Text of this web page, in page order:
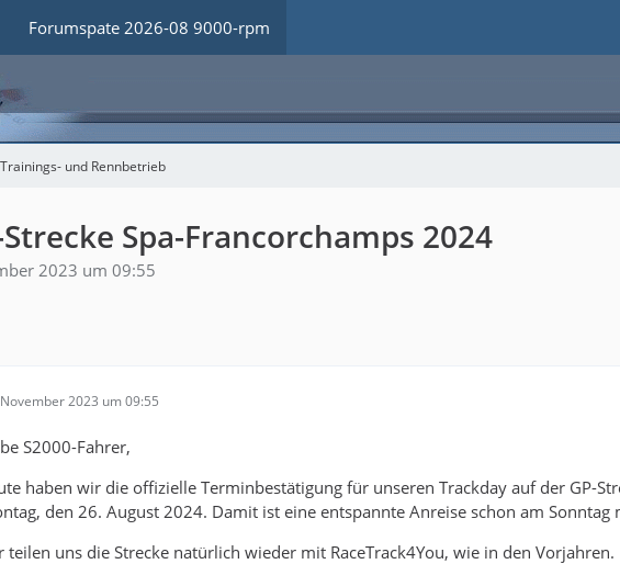
Forumspate 2026-08 9000-rpm
Trainings- und Rennbetrieb
Spa-Francorchamps 2024
2023 um 09:55
2023 um 09:55
S2000-Fahrer,
haben wir die offizielle Terminbestätigung für unseren Trackday auf der GP-
den 26. August 2024. Damit ist eine entspannte Anreise schon am Sonntag
teilen uns die Strecke natürlich wieder mit RaceTrack4You, wie in den